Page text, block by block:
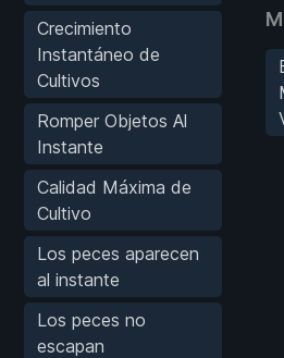
Crecimiento
Instantáneo de
Cultivos
Romper Objetos Al
Instante
Calidad Máxima de
Cultivo
Los peces aparecen
al instante
Los peces no
escapan